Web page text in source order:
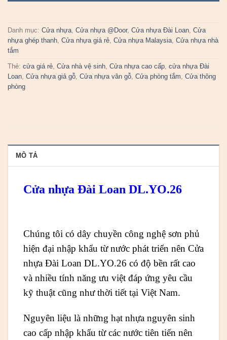
Danh mục: Cửa nhựa, Cửa nhựa @Door, Cửa nhựa Đài Loan, Cửa
nhựa ghép thanh, Cửa nhựa giá rẻ, Cửa nhựa Malaysia, Cửa nhựa nhà
tắm
Thẻ: cửa giá rẻ, Cửa nhà vệ sinh, Cửa nhựa cao cấp, cửa nhựa Đài
Loan, Cửa nhựa giả gỗ, Cửa nhựa vân gỗ, Cửa phòng tắm, Cửa thông
phòng
MÔ TẢ
Cửa nhựa Đài Loan DL.YO.26
Chúng tôi có dây chuyền công nghệ sơn phủ
hiện đại nhập khẩu từ nước phát triển nên Cửa
nhựa Đài Loan DL.YO.26 có độ bền rất cao
và nhiều tính năng ưu việt đáp ứng yêu cầu
kỹ thuật cũng như thời tiết tại Việt Nam.
Nguyên liệu là những hạt nhựa nguyên sinh
cao cấp nhập khẩu từ các nước tiên tiến nên